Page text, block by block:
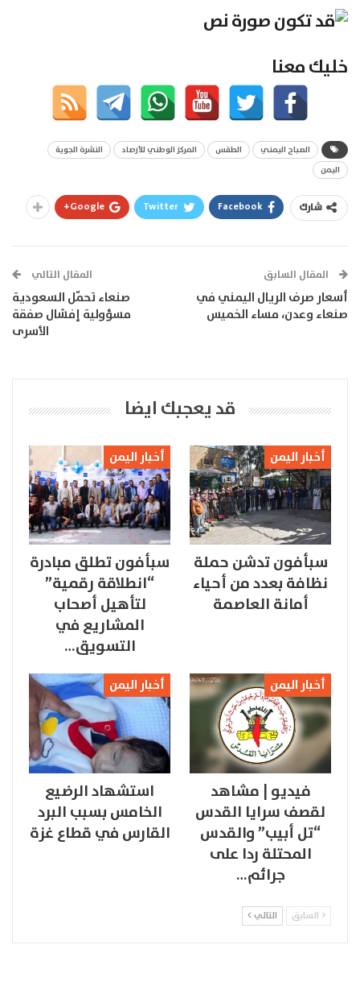
خليك معنا
الصباح اليمني الطقس المركز الوطني للأرصاد
النشرة الجوية
اليمن
شارك Facebook
Twitter
Google+
المقال السابق
أسعار صرف الريال اليمني في
صنعاء وعدن، مساء الخميس
المقال التالي
صنعاء تحمّل السعودية
مسؤولية إفشال صفقة
الأسرى
قد يعجبك ايضا
أخبار اليمن
سبأفون تدشن حملة
نظافة بعدد من أحياء
أمانة العاصمة
أخبار اليمن
سبأفون تطلق مبادرة
“انطلاقة رقمية”
لتأهيل أصحاب
المشاريع في
التسويق…
أخبار اليمن
فيديو | مشاهد
لقصف سرايا القدس
“تل أبيب” والقدس
المحتلة ردا على
جرائم…
أخبار اليمن
استشهاد الرضيع
الخامس بسبب البرد
القارس في قطاع غزة
السابق التالي